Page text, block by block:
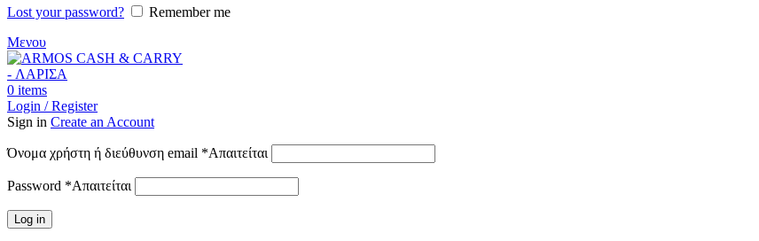
Lost your password?
Remember me
Μενου
0 items
Login / Register
Sign in Create an Account
Όνομα χρήστη ή διεύθυνση email *Απαιτείται
Password *Απαιτείται
Log in